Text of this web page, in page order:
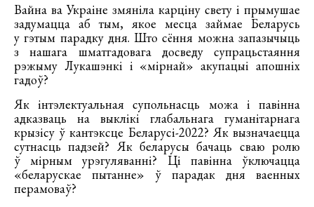
Вайна ва Украіне змяніла карціну свету і прымушае
задумацца аб тым, якое месца займае Беларусь
у гэтым парадку дня. Што сёння можна запазычыць
з нашага шматгадовага досведу супрацьстаяння
рэжыму Лукашэнкі і «мірнай» акупацыі апошніх
гадоў?
Як інтэлектуальная супольнасць можа і павінна
адказваць на выклікі глабальнага гуманітарнага
крызісу ў кантэксце Беларусі-2022? Як вызначаецца
сутнасць падзей? Як беларусы бачаць сваю ролю
ў мірным урэгуляванні? Ці павінна ўключацца
«беларускае пытанне» ў парадак дня ваенных
перамоваў?